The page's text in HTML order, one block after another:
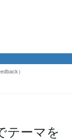
）
テーマを